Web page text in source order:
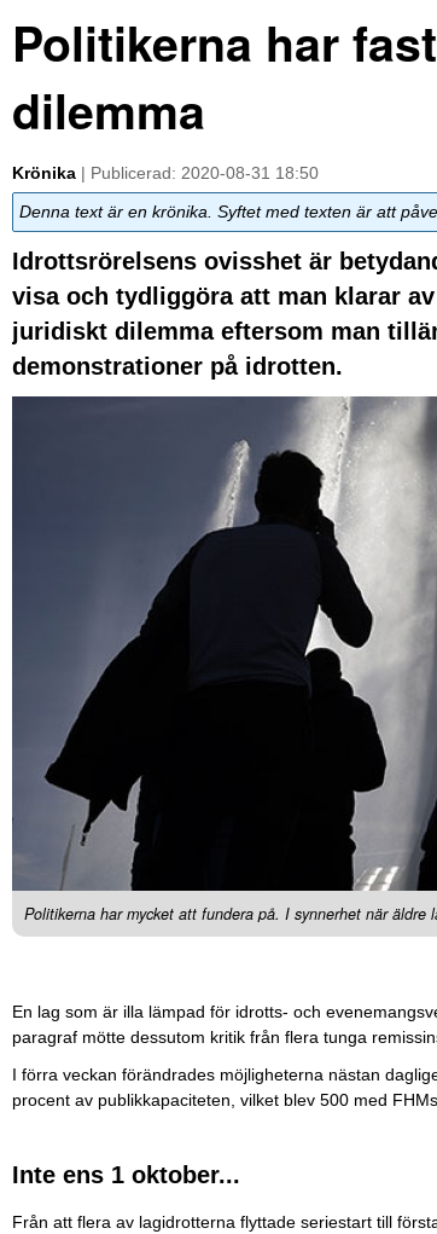
Politikerna har
dilemma
Krönika | Publicerad: 2020-08-31 18:50
Denna text är en krönika. Syftet med texten är att
Idrottsrörelsens ovisshet är
visa och tydliggöra att man klarar
juridiskt dilemma eftersom man
demonstrationer på idrotten.
Politikerna har mycket att fundera på. I synnerhet när äldre
En lag som är illa lämpad för idrotts- och
paragraf mötte dessutom kritik från flera tunga
I förra veckan förändrades möjligheterna nästan
procent av publikkapaciteten, vilket blev 500 med
Inte ens 1 oktober...
Från att flera av lagidrotterna flyttade seriestart till